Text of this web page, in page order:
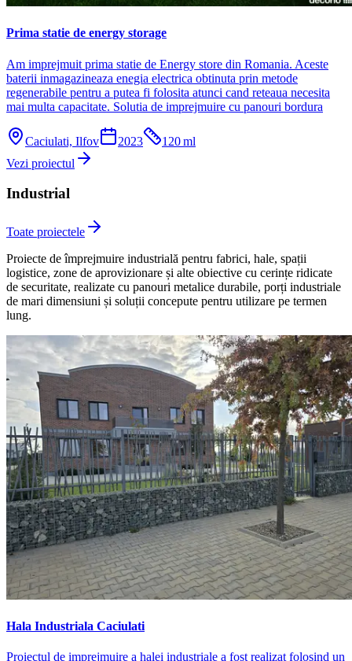
Prima statie de energy storage
Am imprejmuit prima statie de Energy store din Romania. Aceste
baterii inmagazineaza enegia electrica obtinuta prin metode
regenerabile pentru a putea fi folosita atunci cand reteaua necesita
mai multa capacitate. Solutia de imprejmuire cu panouri bordura
Caciulati, Ilfov 2023 120ml
Vezi proiectul
Industrial
Toate proiectele
Proiecte de împrejmuire industrială pentru fabrici, hale, spații
logistice, zone de aprovizionare și alte obiective cu cerințe ridicate
de securitate, realizate cu panouri metalice durabile, porți industriale
de mari dimensiuni și soluții concepute pentru utilizare pe termen
lung.
Hala Industriala Caciulati
Proiectul de imprejmuire a halei industriale a fost realizat folosind un